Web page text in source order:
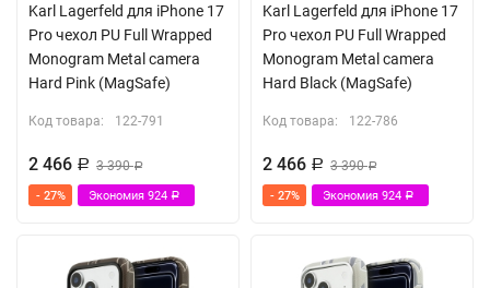
Karl Lagerfeld для iPhone 17
Pro чехол PU Full Wrapped
Monogram Metal camera
Hard Pink (MagSafe)
Код товара: 122-791
2 466 Р 3 390Р
- 27% Экономия 924 Р
Karl Lagerfeld для iPhone 17
Pro чехол PU Full Wrapped
Monogram Metal camera
Hard Black (MagSafe)
Код товара: 122-786
2 466 Р 3 390Р
- 27% Экономия 924 Р